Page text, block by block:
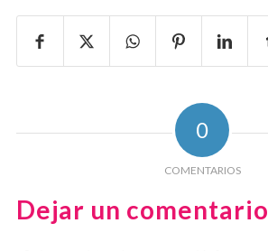
0
COMENTARIOS
Dejar un comentario